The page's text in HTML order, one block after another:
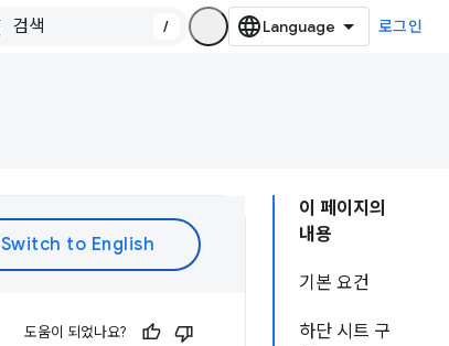
/ 로그인
이 페이지의
내용
기본 요건
하단 시트 구
도움이 되었나요?